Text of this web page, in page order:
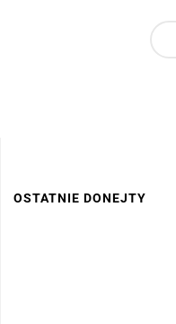
OSTATNIE DONEJTY